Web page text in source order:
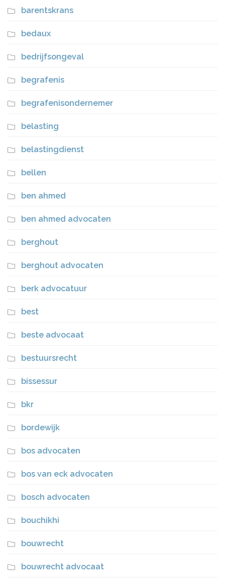
barentskrans
bedaux
bedrijfsongeval
begrafenis
begrafenisondernemer
belasting
belastingdienst
bellen
ben ahmed
ben ahmed advocaten
berghout
berghout advocaten
berk advocatuur
best
beste advocaat
bestuursrecht
bissessur
bkr
bordewijk
bos advocaten
bos van eck advocaten
bosch advocaten
bouchikhi
bouwrecht
bouwrecht advocaat